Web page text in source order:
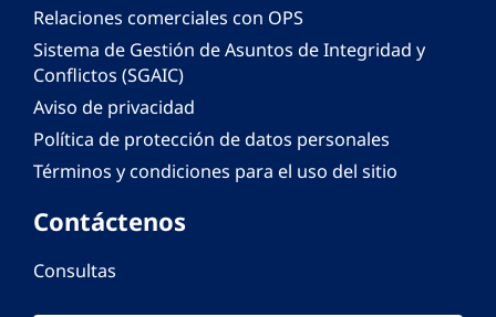
Relaciones comerciales con OPS
Sistema de Gestión de Asuntos de Integridad y
Conflictos (SGAIC)
Aviso de privacidad
Política de protección de datos personales
Términos y condiciones para el uso del sitio
Contáctenos
Consultas